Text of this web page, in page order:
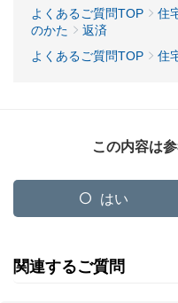
よくあるご質問TOP 住
のかた
返済
よくあるご質問TOP
住
この内容は
はい
関連するご質問